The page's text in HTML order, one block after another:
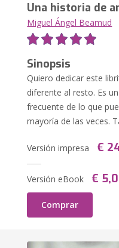
Una historia de
Miguel Ángel Beamud
Sinopsis
Quiero dedicar este
diferente al resto. Es
frecuente de lo que
mayoría de las veces.
Versión impresa €
Versión eBook €
Comprar